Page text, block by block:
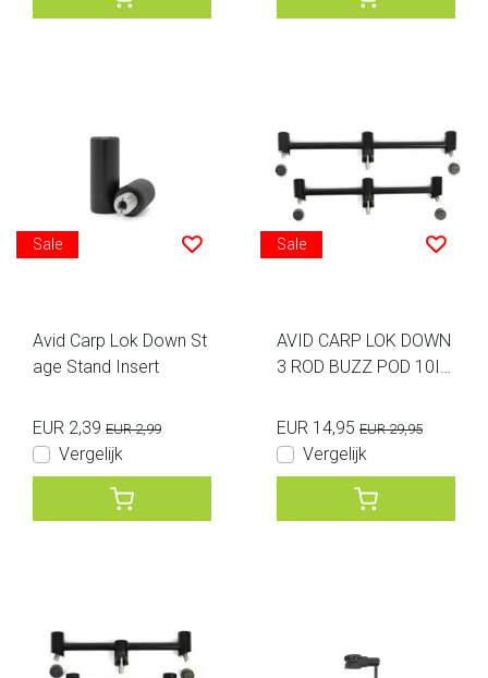
Sale
Avid Carp Lok Down St
age Stand Insert
EUR 2,39 EUR 2,99
Vergelijk
Sale
AVID CARP LOK DOWN
3 ROD BUZZ POD 10IN
EUR 14,95 EUR 29,95
Vergelijk